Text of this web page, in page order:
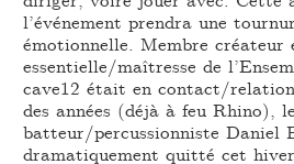
l’événement prendra une
émotionnelle. Membre créateur
essentielle/maîtresse de
cave12 était en contact/
des années (déjà à feu Rhino), le
batteur/percussionniste Daniel
dramatiquement quitté cet